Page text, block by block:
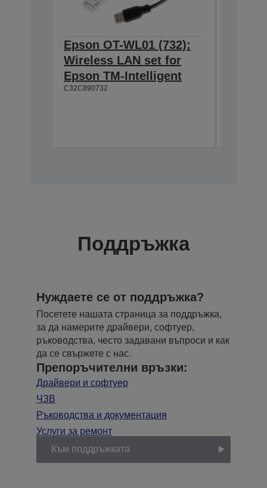
Epson OT-WL01 (732):
Wireless LAN set for
Epson TM-Intelligent
C32C890732
Поддръжка
Нуждаете се от поддръжка?
Посетете нашата страница за поддръжка,
за да намерите драйвери, софтуер,
ръководства, често задавани въпроси и как
да се свържете с нас.
Препоръчителни връзки:
Драйвери и софтуер
ЧЗВ
Ръководства и документация
Услуги за ремонт
Към поддръжката